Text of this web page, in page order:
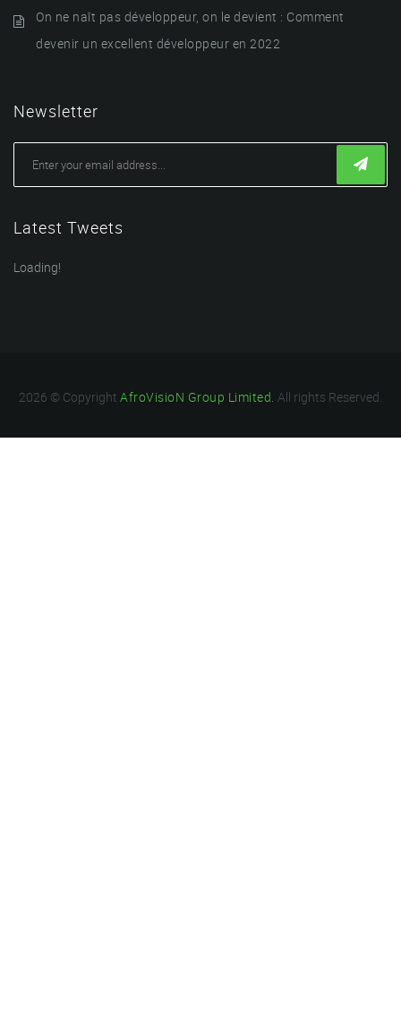
On ne naît pas développeur, on le devient : Comment
devenir un excellent développeur en 2022
Newsletter
Latest Tweets
Loading!
2026 © CopyrightAfroVisioN Group Limited. All rights Reserved.